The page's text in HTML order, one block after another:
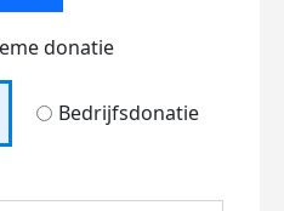
donatie
Bedrijfsdonatie